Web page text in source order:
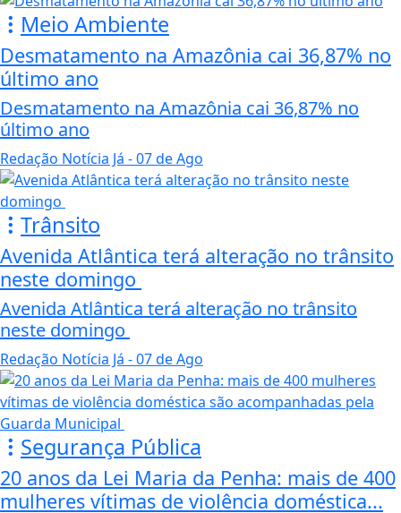
Meio Ambiente
Desmatamento na Amazônia cai 36,87% no
último ano
Desmatamento na Amazônia cai 36,87% no
último ano
Redação Notícia Já - 07 de Ago
Trânsito
Avenida Atlântica terá alteração no trânsito
neste domingo
Avenida Atlântica terá alteração no trânsito
neste domingo
Redação Notícia Já - 07 de Ago
Segurança Pública
20 anos da Lei Maria da Penha: mais de 400
mulheres vítimas de violência doméstica...